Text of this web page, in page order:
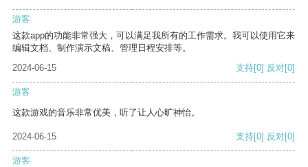
游客
这款app的功能非常强大，可以满足我所有的工作需求。我可以使用它来
编辑文档、制作演示文稿、管理日程安排等。
2024-06-15
支持[0] 反对[0]
游客
这款游戏的音乐非常优美，听了让人心旷神怡。
2024-06-15 支持[0] 反对[0]
游客